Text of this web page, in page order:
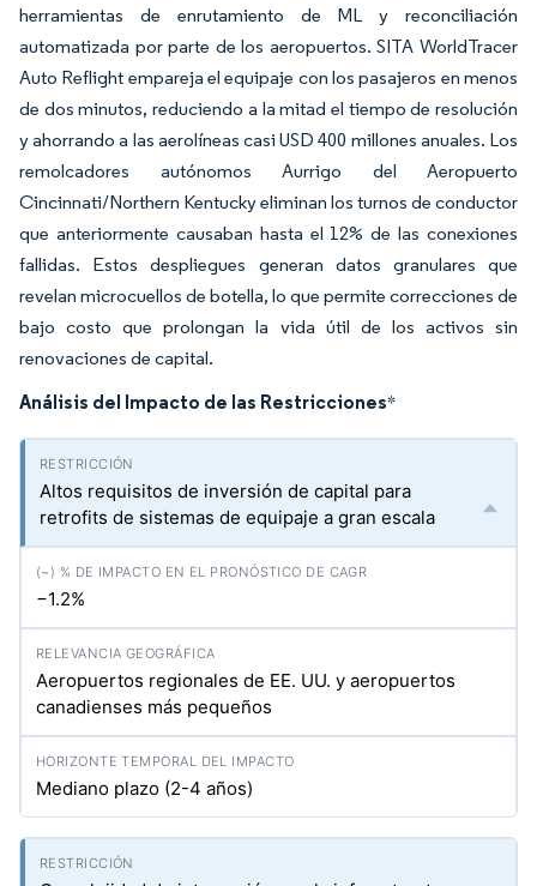
herramientas de enrutamiento de ML y reconciliación
automatizada por parte de los aeropuertos. SITA WorldTracer
Auto Reflight empareja el equipaje con los pasajeros en menos
de dos minutos, reduciendo a la mitad el tiempo de resolución
y ahorrando a las aerolíneas casi USD 400 millones anuales. Los
remolcadores autónomos Aurrigo del Aeropuerto
Cincinnati/Northern Kentucky eliminan los turnos de conductor
que anteriormente causaban hasta el 12% de las conexiones
fallidas. Estos despliegues generan datos granulares que
revelan microcuellos de botella, lo que permite correcciones de
bajo costo que prolongan la vida útil de los activos sin
renovaciones de capital.
Análisis del Impacto de las Restricciones*
Altos requisitos de inversión de capital para
retrofits de sistemas de equipaje a gran escala
−1.2%
Aeropuertos regionales de EE. UU. y aeropuertos
canadienses más pequeños
Mediano plazo (2-4 años)